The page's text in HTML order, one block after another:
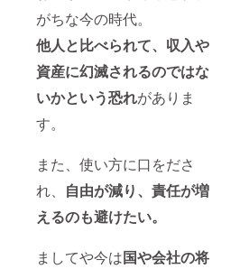
がちな今の時代。
他人と比べられて、収入や
資産に幻滅されるのではな
いかという恐れがありま
す。
また、使い方に口をださ
れ、 自由が減り、責任が増
えるのも避けたい。
ましてや今は国や会社の将